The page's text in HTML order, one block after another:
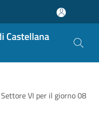
Castellana
VI per il giorno 08